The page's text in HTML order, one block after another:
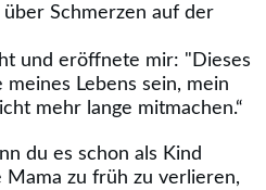
Schmerzen auf der
und eröffnete mir: "Dieses
Lebens sein, mein
mehr lange mitmachen.“
du es schon als Kind
zu früh zu verlieren,